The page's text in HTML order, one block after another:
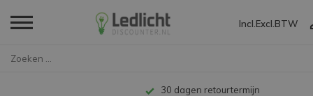
Incl. Excl. BTW
Tot 10 jaar garantie